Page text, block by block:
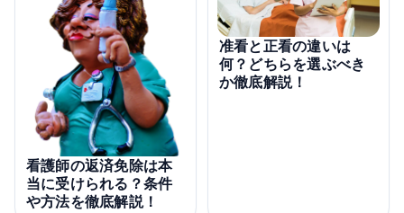
看護師の返済免除は本
当に受けられる？条件
や方法を徹底解説！
准看と正看の違いは
何？どちらを選ぶべき
か徹底解説！